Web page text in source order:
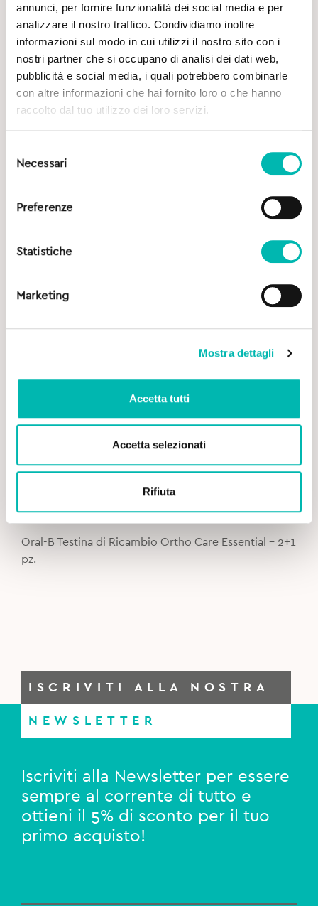
annunci, per fornire funzionalità dei social media e per
analizzare il nostro traffico. Condividiamo inoltre
informazioni sul modo in cui utilizzi il nostro sito con i
nostri partner che si occupano di analisi dei dati web,
pubblicità e social media, i quali potrebbero combinarle
con altre informazioni che hai fornito loro o che hanno
raccolto dal tuo utilizzo dei loro servizi.
delNecessari
Preferenze
Statistiche
Marketing
Mostra dettagli
Accetta tutti
Accetta selezionati
Rifiuta
Potrebbe Interessarti
price
was:
15,50€.
price
13,00€.
Oral-B Testina di Ricambio Ortho Care Essential – 2+1
pz.
ISCRIVITI ALLA NOSTRA
NEWSLETTER
Iscriviti alla Newsletter per essere
sempre al corrente di tutto e
ottieni il 5% di sconto per il tuo
primo acquisto!